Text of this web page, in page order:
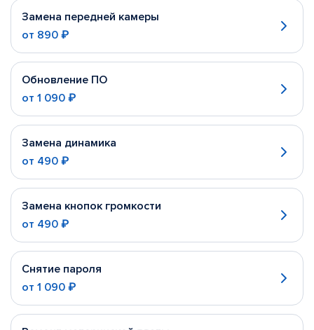
Замена передней камеры
от 890 ₽
Обновление ПО
от 1 090 ₽
Замена динамика
от 490 ₽
Замена кнопок громкости
от 490 ₽
Снятие пароля
от 1 090 ₽